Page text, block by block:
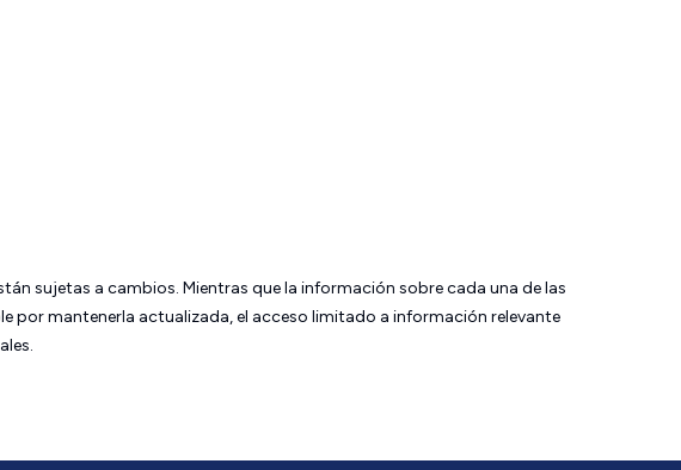
sujetas a cambios. Mientras que la información sobre cada una de las
por mantenerla actualizada, el acceso limitado a información relevante